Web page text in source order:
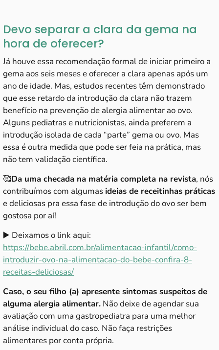
Devo separar a clara da gema na
hora de oferecer?
Já houve essa recomendação formal de iniciar primeiro a
gema aos seis meses e oferecer a clara apenas após um
ano de idade. Mas, estudos recentes têm demonstrado
que esse retardo da introdução da clara não trazem
benefício na prevenção de alergia alimentar ao ovo.
Alguns pediatras e nutricionistas, ainda preferem a
introdução isolada de cada “parte” gema ou ovo. Mas
essa é outra medida que pode ser feia na prática, mas
não tem validação científica.
🥰Da uma checada na matéria completa na revista, nós
contribuímos com algumas ideias de receitinhas práticas
e deliciosas pra essa fase de introdução do ovo ser bem
gostosa por aí!
▶️ Deixamos o link aqui:
https://bebe.abril.com.br/alimentacao-infantil/como-
introduzir-ovo-na-alimentacao-do-bebe-confira-8-
receitas-deliciosas/
Caso, o seu filho (a) apresente sintomas suspeitos de
alguma alergia alimentar. Não deixe de agendar sua
avaliação com uma gastropediatra para uma melhor
análise individual do caso. Não faça restrições
alimentares por conta própria.